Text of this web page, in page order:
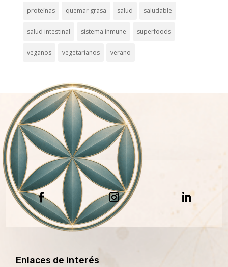
proteínas quemar grasa salud saludable
salud intestinal sistema inmune superfoods
veganos vegetarianos verano
Enlaces de interés